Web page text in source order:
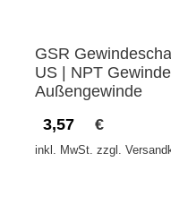
GSR
US | NPT
Außengewinde
3,57
€
inkl. MwSt. zzgl.